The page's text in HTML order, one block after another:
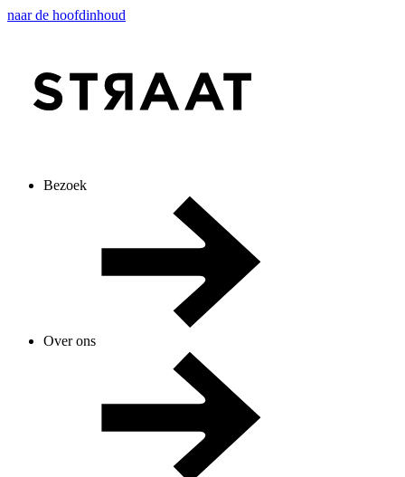
naar de hoofdinhoud
Bezoek
Over ons